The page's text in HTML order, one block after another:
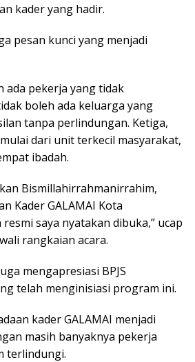
kader yang hadir.
pesan kunci yang menjadi
ada pekerja yang tidak
boleh ada keluarga yang
tanpa perlindungan. Ketiga,
dari unit terkecil masyarakat,
ibadah.
Bismillahirrahmanirrahim,
Kader GALAMAI Kota
saya nyatakan dibuka,” ucap
rangkaian acara.
mengapresiasi BPJS
telah menginisiasi program ini.
kader GALAMAI menjadi
masih banyaknya pekerja
terlindungi.